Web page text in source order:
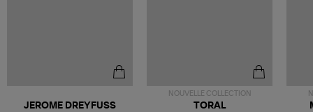
JEROME DREYFUSS
NOUVELLE COLLECTION
TORAL